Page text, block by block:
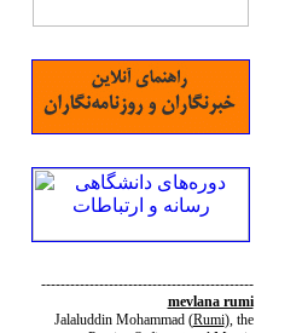
--------------------------------------------
mevlana rumi
Jalaluddin Mohammad(Rumi), the